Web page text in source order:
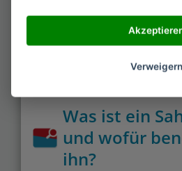
Sahnespender
zwischen 0,25 und 1
Was ist ein
und wofür
ihn?
Verweigern